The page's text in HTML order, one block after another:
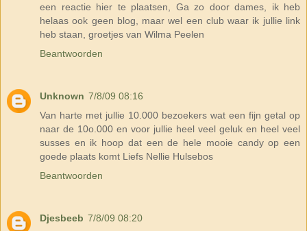
een reactie hier te plaatsen, Ga zo door dames, ik heb
helaas ook geen blog, maar wel een club waar ik jullie link
heb staan, groetjes van Wilma Peelen
Beantwoorden
Unknown 7/8/09 08:16
Van harte met jullie 10.000 bezoekers wat een fijn getal op
naar de 10o.000 en voor jullie heel veel geluk en heel veel
susses en ik hoop dat een de hele mooie candy op een
goede plaats komt Liefs Nellie Hulsebos
Beantwoorden
Djesbeeb 7/8/09 08:20